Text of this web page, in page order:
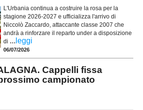
L'Urbania continua a costruire la rosa per la
stagione 2026-2027 e ufficializza l'arrivo di
Niccolò Zaccardo, attaccante classe 2007 che
andrà a rinforzare il reparto under a disposizione
di ... leggi
06/07/2026
Cappelli fissa
campionato